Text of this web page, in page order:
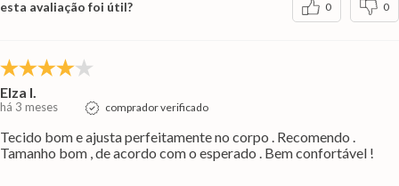
esta avaliação foi útil? 0 0
Elza I.
há 3 meses comprador verificado
Tecido bom e ajusta perfeitamente no corpo . Recomendo .
Tamanho bom , de acordo com o esperado . Bem confortável !